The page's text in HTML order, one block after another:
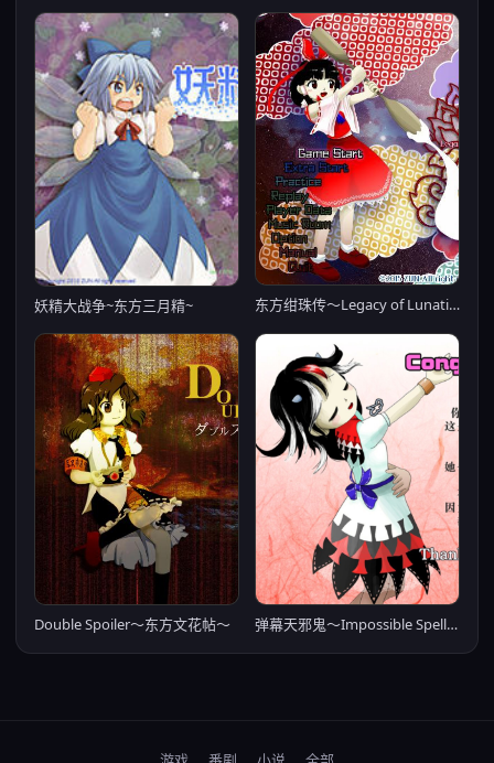
妖精大战争~东方三月精~ 东方绀珠传～Legacy of Lunatic Kingdom～
Double Spoiler～东方文花帖～ 弹幕天邪鬼〜Impossible Spell Card〜